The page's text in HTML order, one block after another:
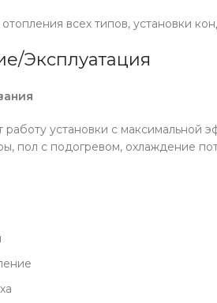
всех типов, установки
Эксплуатация
работу установки с максимальной
пол с подогревом, охлаждение